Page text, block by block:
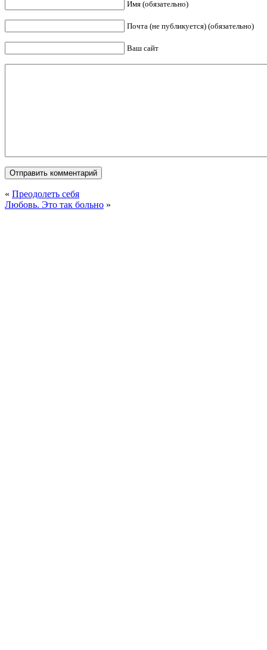
Имя (обязательно)
Почта (не публикуется) (обязательно)
Ваш сайт
« Преодолеть себя
Любовь. Это так больно »